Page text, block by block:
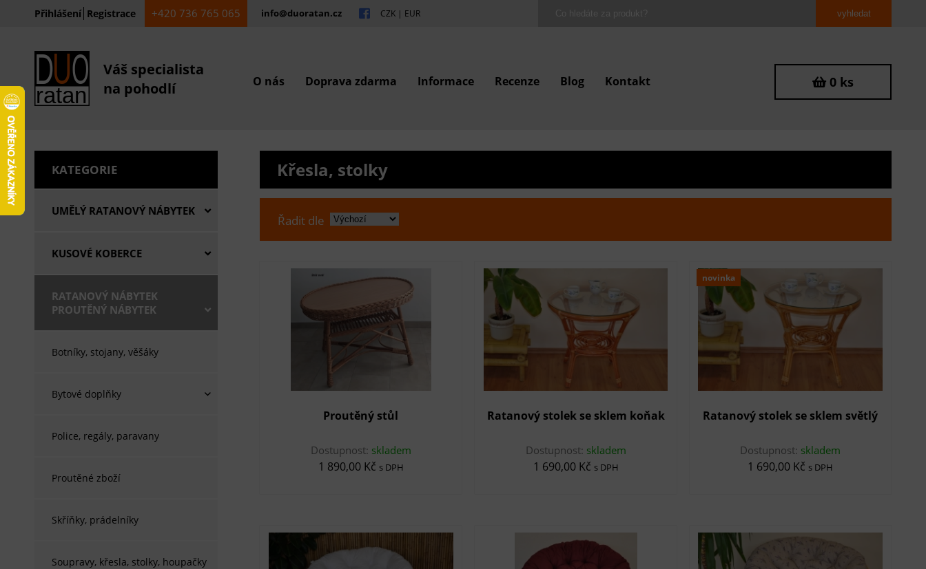
Přihlášení Registrace +420 736 765 065 info@duoratan.cz CZK | EUR
Váš specialista
na pohodlí
O nás Doprava zdarma Informace Recenze Blog Kontakt 0 ks
KATEGORIE
UMĚLÝ RATANOVÝ NÁBYTEK
KUSOVÉ KOBERCE
RATANOVÝ NÁBYTEK
PROUTĚNÝ NÁBYTEK
Botníky, stojany, věšáky
Bytové doplňky
Police, regály, paravany
Proutěné zboží
Skříňky, prádelníky
Soupravy, křesla, stolky, houpačky
Křesla, stolky
Řadit dle
Proutěný stůl
Dostupnost: skladem
1 890,00 Kč s DPH
Ratanový stolek se sklem koňak
Dostupnost: skladem
1 690,00 Kč s DPH
novinka
Ratanový stolek se sklem světlý
Dostupnost: skladem
1 690,00 Kč s DPH